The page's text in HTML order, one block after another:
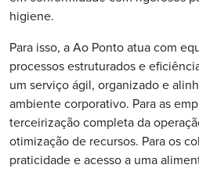
higiene.
Para isso, a Ao Ponto atua com
processos estruturados e
um serviço ágil, organizado e
ambiente corporativo. Para as
terceirização completa da
otimização de recursos. Para os
praticidade e acesso a uma